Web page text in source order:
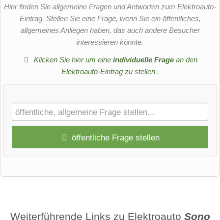
Hier finden Sie allgemeine Fragen und Antworten zum Elektroauto-
Eintrag. Stellen Sie eine Frage, wenn Sie ein öffentliches,
allgemeines Anliegen haben, das auch andere Besucher
interessieren könnte.
Klicken Sie hier um eineindividuelle Frage an den
Elektroauto-Eintrag zu stellen .
öffentliche Frage stellen
Name
Weiterführende Links zu Elektroauto Sono